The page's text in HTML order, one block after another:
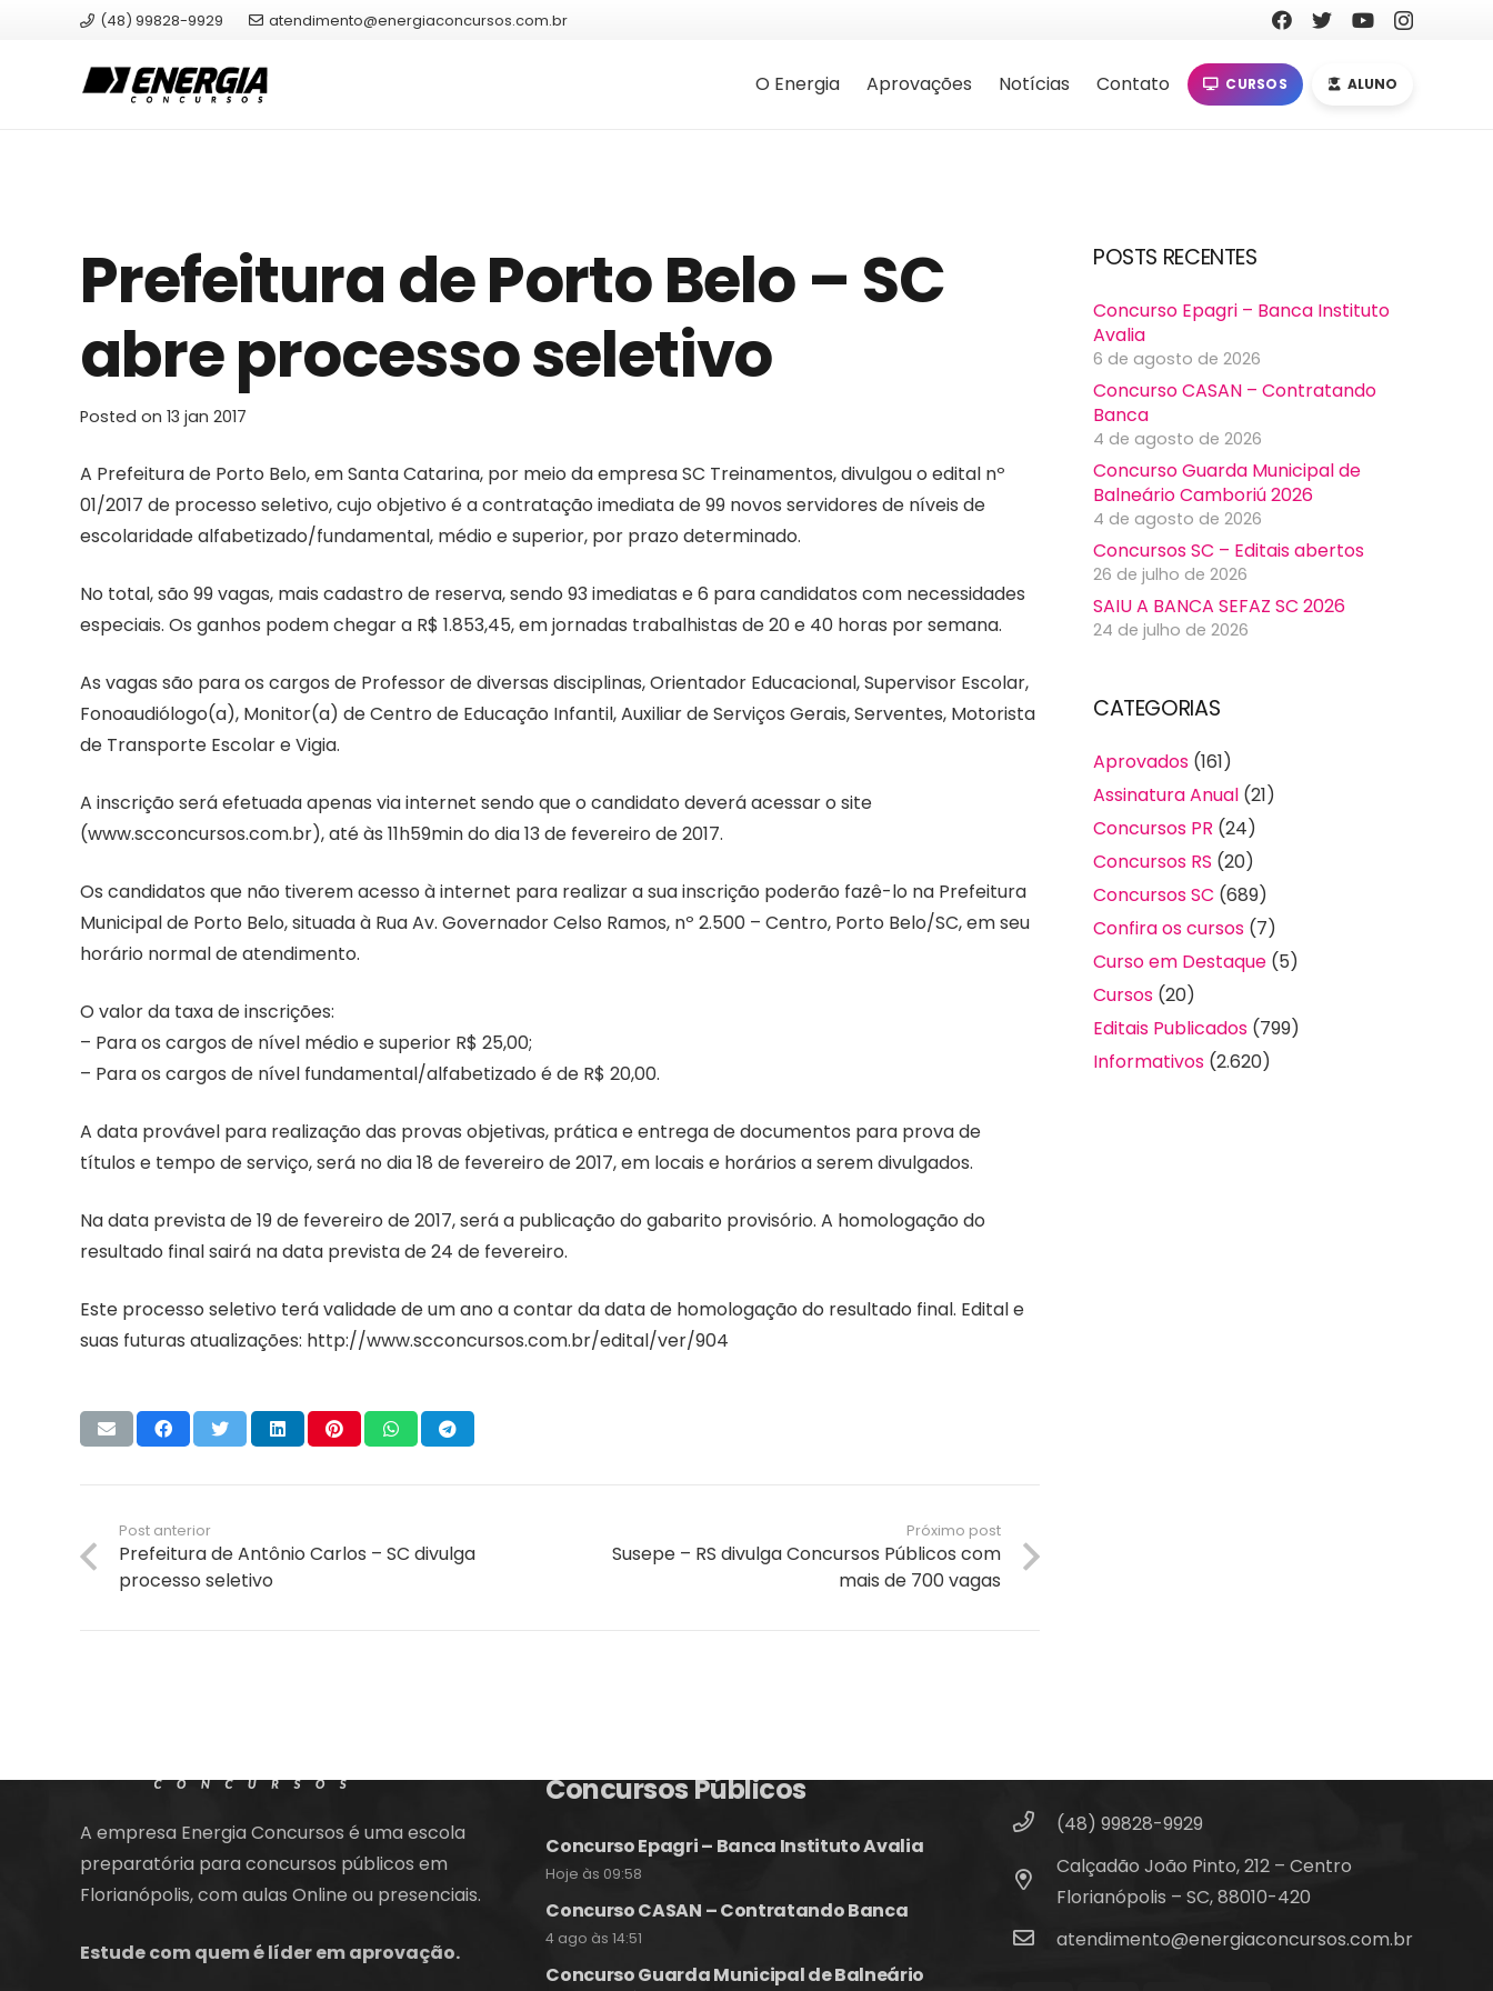
(48) 99828-9929 atendimento@energiaconcursos.com.br
O Energia Aprovações Notícias Contato CURSOS ALUNO
Prefeitura de Porto Belo – SC
abre processo seletivo
Posted on 13 jan 2017
A Prefeitura de Porto Belo, em Santa Catarina, por meio da empresa SC Treinamentos, divulgou o edital nº
01/2017 de processo seletivo, cujo objetivo é a contratação imediata de 99 novos servidores de níveis de
escolaridade alfabetizado/fundamental, médio e superior, por prazo determinado.
No total, são 99 vagas, mais cadastro de reserva, sendo 93 imediatas e 6 para candidatos com necessidades
especiais. Os ganhos podem chegar a R$ 1.853,45, em jornadas trabalhistas de 20 e 40 horas por semana.
As vagas são para os cargos de Professor de diversas disciplinas, Orientador Educacional, Supervisor Escolar,
Fonoaudiólogo(a), Monitor(a) de Centro de Educação Infantil, Auxiliar de Serviços Gerais, Serventes, Motorista
de Transporte Escolar e Vigia.
A inscrição será efetuada apenas via internet sendo que o candidato deverá acessar o site
(www.scconcursos.com.br), até às 11h59min do dia 13 de fevereiro de 2017.
Os candidatos que não tiverem acesso à internet para realizar a sua inscrição poderão fazê-lo na Prefeitura
Municipal de Porto Belo, situada à Rua Av. Governador Celso Ramos, nº 2.500 – Centro, Porto Belo/SC, em seu
horário normal de atendimento.
O valor da taxa de inscrições:
– Para os cargos de nível médio e superior R$ 25,00;
– Para os cargos de nível fundamental/alfabetizado é de R$ 20,00.
A data provável para realização das provas objetivas, prática e entrega de documentos para prova de
títulos e tempo de serviço, será no dia 18 de fevereiro de 2017, em locais e horários a serem divulgados.
Na data prevista de 19 de fevereiro de 2017, será a publicação do gabarito provisório. A homologação do
resultado final sairá na data prevista de 24 de fevereiro.
Este processo seletivo terá validade de um ano a contar da data de homologação do resultado final. Edital e
suas futuras atualizações: http://www.scconcursos.com.br/edital/ver/904
Post anterior
Prefeitura de Antônio Carlos – SC divulga
processo seletivo
Próximo post
Susepe – RS divulga Concursos Públicos com
mais de 700 vagas
POSTS RECENTES
Concurso Epagri – Banca Instituto
Avalia
6 de agosto de 2026
Concurso CASAN – Contratando
Banca
4 de agosto de 2026
Concurso Guarda Municipal de
Balneário Camboriú 2026
4 de agosto de 2026
Concursos SC – Editais abertos
26 de julho de 2026
SAIU A BANCA SEFAZ SC 2026
24 de julho de 2026
CATEGORIAS
Aprovados (161)
Assinatura Anual (21)
Concursos PR (24)
Concursos RS (20)
Concursos SC (689)
Confira os cursos (7)
Curso em Destaque (5)
Cursos (20)
Editais Publicados (799)
Informativos (2.620)
A empresa Energia Concursos é uma escola
preparatória para concursos públicos em
Florianópolis, com aulas Online ou presenciais.
Estude com quem é líder em aprovação.
Concursos Públicos
Concurso Epagri – Banca Instituto Avalia
Hoje às 09:58
Concurso CASAN – Contratando Banca
4 ago às 14:51
Concurso Guarda Municipal de Balneário
(48) 99828-9929
Calçadão João Pinto, 212 – Centro
Florianópolis – SC, 88010-420
atendimento@energiaconcursos.com.br